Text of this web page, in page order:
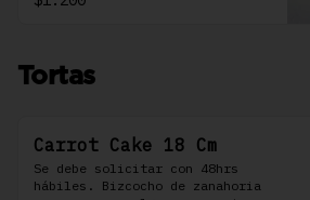
Tortas
Carrot Cake 18 Cm
Se debe solicitar con 48hrs
hábiles. Bizcocho de zanahoria